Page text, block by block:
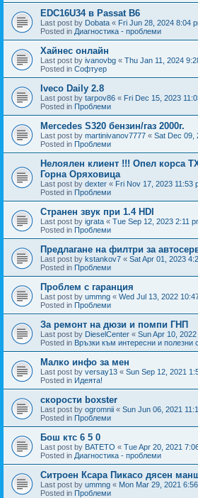
EDC16U34 в Passat B6
Last post by Dobata « Fri Jun 28, 2024 8:04
Posted in Диагностика - проблеми
Хайнес онлайн
Last post by ivanovbg « Thu Jan 11, 2024
Posted in Софтуер
Iveco Daily 2.8
Last post by tarpov86 « Fri Dec 15, 2023
Posted in Проблеми
Mercedes S320 бензин/газ 2000г.
Last post by martinivanov7777 « Sat Dec 09,
Posted in Проблеми
Нелоялен клиент !!! Опел корса
Горна Оряховица
Last post by dexter « Fri Nov 17, 2023 11:53
Posted in Проблеми
Странен звук при 1.4 HDI
Last post by igrata « Tue Sep 12, 2023 2:11
Posted in Проблеми
Предлагане на филтри за
Last post by kstankov7 « Sat Apr 01, 2023
Posted in Проблеми
Проблем с гаранция
Last post by ummng « Wed Jul 13, 2022
Posted in Проблеми
За ремонт на дюзи и помпи ГНП
Last post by DieselCenter « Sun Apr 10,
Posted in Връзки към интересни и полезни
Малко инфо за мен
Last post by versay13 « Sun Sep 12, 2021
Posted in Идеята!
скорости boxster
Last post by ogromnii « Sun Jun 06, 2021
Posted in Проблеми
Бош ктс 6 5 0
Last post by BATETO « Tue Apr 20, 2021
Posted in Диагностика - проблеми
Ситроен Ксара Пикасо дясен
Last post by ummng « Mon Mar 29, 2021
Posted in Проблеми